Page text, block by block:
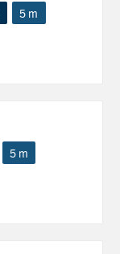
5 m
5 m